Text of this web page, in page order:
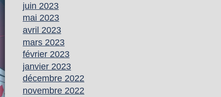
juin 2023
mai 2023
avril 2023
mars 2023
février 2023
janvier 2023
décembre 2022
novembre 2022